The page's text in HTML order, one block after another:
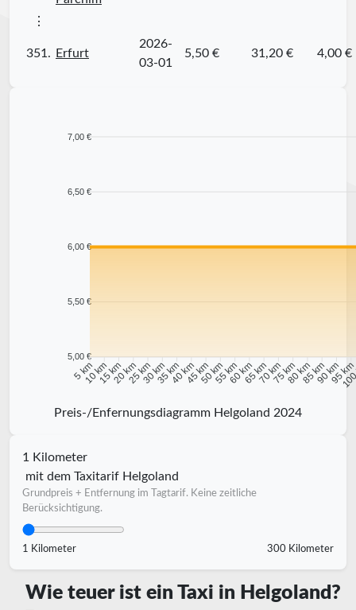
⋮
351. Erfurt
2026-
03-01
5,50 € 31,20 € 4,00 €
7,00 €
6,50 €
6,00 €
5,50 €
5,00 €
5 km
10 km15 km20 km25 km30 km35 km40 km45 km50 km55 km60 km65 km70 km75 km80 km85 km90 km95 km
Preis-/Enfernungsdiagramm Helgoland 2024
1 Kilometer
mit dem Taxitarif Helgoland
Grundpreis + Entfernung im Tagtarif. Keine zeitliche
Berücksichtigung.
1 Kilometer 300 Kilometer
Wie teuer ist ein Taxi in Helgoland?